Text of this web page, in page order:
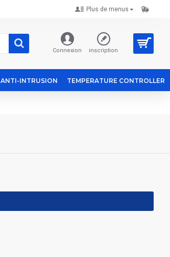
Plus de menus
Connexion inscription
ANTI-INTRUSION TEMPERATURE CONTROLLER